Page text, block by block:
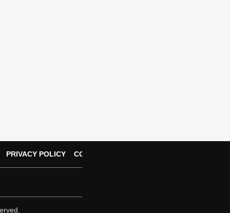
PRIVACY POLICY CONTACT US